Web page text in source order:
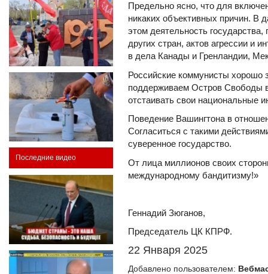
Последние видео
Предельно ясно, что для
никаких объективных причин. В
этом деятельность
других стран, актов агрессии и
в дела Канады и Гренландии,
Российские коммунисты хорошо
поддерживаем Остров Свободы
отстаивать свои национальные
Поведение Вашингтона в
Согласиться с такими
суверенное государство.
От лица миллионов своих
международному бандитизму!»
Геннадий Зюганов,
Председатель ЦК КПРФ.
22 Января 2025
Добавлено пользователем: